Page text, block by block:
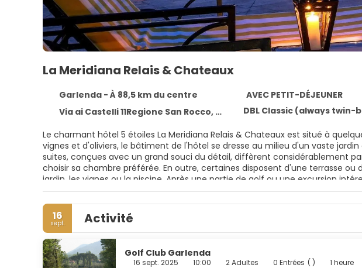
La Meridiana Relais & Chateaux
Garlenda - À 88,5 km du centre
AVEC PETIT-DÉJEUNER
Via ai Castelli 11Regione San Rocco, Garlenda 17033
DBL Classic (always twin-
Le charmant hôtel 5 étoiles La Meridiana Relais & Chateaux est situé à
vignes et d'oliviers, le bâtiment de l'hôtel se dresse au milieu d'un vaste
suites, conçues avec un grand souci du détail, diffèrent considérablement
choisir sa chambre préférée. En outre, certaines disposent d'une terrasse
jardin, les vignes ou la piscine. Après une partie de golf ou une excursion
plongeon dans la piscine, un sauna ou un massage relaxant. Les
interprétés de manière moderne, et Il Bistrot, où vous pouvez dîner dans
délices culinaires uniques. Pendant les mois d'été, ce dernier propose même
16
sept. Activité
Golf Club Garlenda
16 sept. 2025 10:00 2 Adultes 0 Entrées ( )
1 heure